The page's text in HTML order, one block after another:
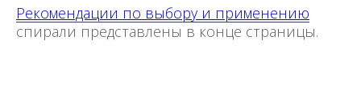
Рекомендации по выбору и применению
спирали представлены в конце страницы.